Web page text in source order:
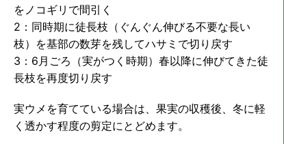
をノコギリで間引く
2：同時期に徒長枝（ぐんぐん伸びる不要な長い
枝）を基部の数芽を残してハサミで切り戻す
3：6月ごろ（実がつく時期）春以降に伸びてきた徒
長枝を再度切り戻す
実ウメを育てている場合は、果実の収穫後、冬に軽
く透かす程度の剪定にとどめます。